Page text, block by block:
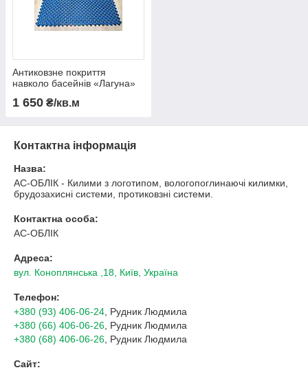
Антиковзне покриття
навколо басейнів «Лагуна»
1 650 ₴/кв.м
Контактна інформація
Назва:
АС-ОБЛІК - Килими з логотипом, вологопоглинаючі килимки,
брудозахисні системи, протиковзні системи.
Контактна особа:
АС-ОБЛІК
Адреса:
вул. Коноплянська ,18, Київ, Україна
Телефон:
+380 (93) 406-06-24 , Рудник Людмила
+380 (66) 406-06-26 , Рудник Людмила
+380 (68) 406-06-26 , Рудник Людмила
Сайт: